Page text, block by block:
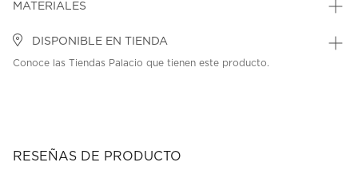
MATERIALES
DISPONIBLE EN TIENDA
Conoce las Tiendas Palacio que tienen este producto.
RESEÑAS DE PRODUCTO